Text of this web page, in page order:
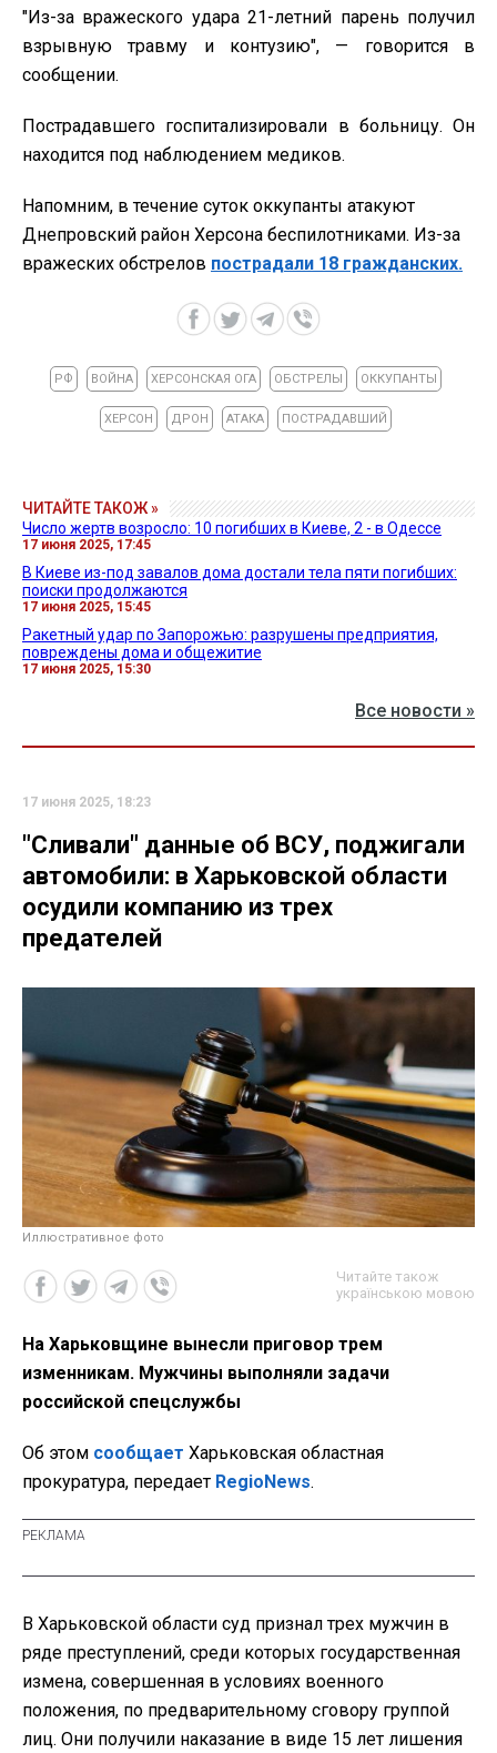
"Из-за вражеского удара 21-летний парень получил
взрывную травму и контузию", — говорится в
сообщении.
Пострадавшего госпитализировали в больницу. Он
находится под наблюдением медиков.
Напомним, в течение суток оккупанты атакуют
Днепровский район Херсона беспилотниками. Из-за
вражеских обстрелов пострадали 18 гражданских.
РФ ВОЙНА ХЕРСОНСКАЯ ОГА ОБСТРЕЛЫ ОККУПАНТЫ
ХЕРСОН ДРОН АТАКА ПОСТРАДАВШИЙ
ЧИТАЙТЕ ТАКОЖ »
Число жертв возросло: 10 погибших в Киеве, 2 - в Одессе
17 июня 2025, 17:45
В Киеве из-под завалов дома достали тела пяти погибших:
поиски продолжаются
17 июня 2025, 15:45
Ракетный удар по Запорожью: разрушены предприятия,
повреждены дома и общежитие
17 июня 2025, 15:30
Все новости »
17 июня 2025, 18:23
"Сливали" данные об ВСУ, поджигали
автомобили: в Харьковской области
осудили компанию из трех
предателей
Иллюстративное фото
Читайте також
українською мовою
На Харьковщине вынесли приговор трем
изменникам. Мужчины выполняли задачи
российской спецслужбы
Об этом сообщает Харьковская областная
прокуратура, передает RegioNews.
В Харьковской области суд признал трех мужчин в
ряде преступлений, среди которых государственная
измена, совершенная в условиях военного
положения, по предварительному сговору группой
лиц. Они получили наказание в виде 15 лет лишения